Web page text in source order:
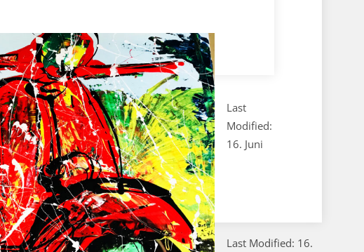
Last
Modified:
16. Juni
Last Modified: 16.